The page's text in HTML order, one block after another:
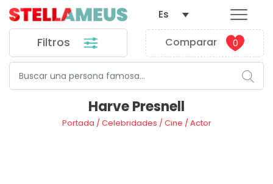
Filtros Comparar 0
Es
Harve Presnell
Portada /Celebridades /Cine /Actor